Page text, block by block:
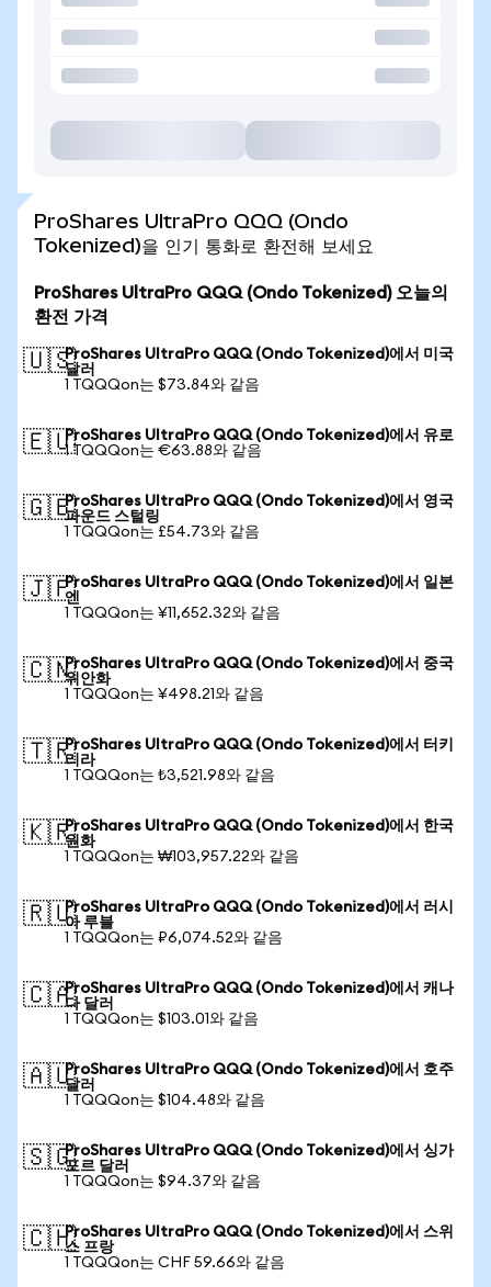
ProShares UltraPro QQQ (Ondo
Tokenized)을 인기 통화로 환전해 보세요
ProShares UltraPro QQQ (Ondo Tokenized) 오늘의
환전 가격
🇺🇸ProShares UltraPro QQQ (Ondo Tokenized)에서 미국
달러
1 TQQQon는 $73.84와 같음
🇪🇺ProShares UltraPro QQQ (Ondo Tokenized)에서 유로
1 TQQQon는 €63.88와 같음
🇬🇧ProShares UltraPro QQQ (Ondo Tokenized)에서 영국
파운드 스털링
1 TQQQon는 £54.73와 같음
🇯🇵ProShares UltraPro QQQ (Ondo Tokenized)에서 일본
엔
1 TQQQon는 ¥11,652.32와 같음
🇨🇳ProShares UltraPro QQQ (Ondo Tokenized)에서 중국
위안화
1 TQQQon는 ¥498.21와 같음
🇹🇷ProShares UltraPro QQQ (Ondo Tokenized)에서 터키
리라
1 TQQQon는 ₺3,521.98와 같음
🇰🇷ProShares UltraPro QQQ (Ondo Tokenized)에서 한국
원화
1 TQQQon는 ₩103,957.22와 같음
🇷🇺ProShares UltraPro QQQ (Ondo Tokenized)에서 러시
아 루블
1 TQQQon는 ₽6,074.52와 같음
🇨🇦ProShares UltraPro QQQ (Ondo Tokenized)에서 캐나
다 달러
1 TQQQon는 $103.01와 같음
🇦🇺ProShares UltraPro QQQ (Ondo Tokenized)에서 호주
달러
1 TQQQon는 $104.48와 같음
🇸🇬ProShares UltraPro QQQ (Ondo Tokenized)에서 싱가
포르 달러
1 TQQQon는 $94.37와 같음
🇨🇭ProShares UltraPro QQQ (Ondo Tokenized)에서 스위
스 프랑
1 TQQQon는 CHF 59.66와 같음